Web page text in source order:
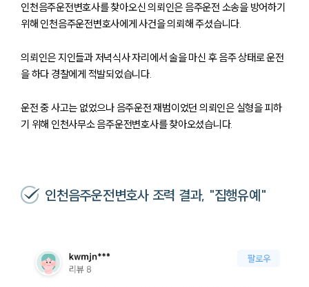
인천음주운전변호사를 찾아오신 의뢰인은 음주운전 소송을 방어하기
위해 인천음주운전변호사에게 사건을 의뢰해 주셨습니다.
의뢰인은 지인들과 저녁식사 자리에서 술을 마신 후 음주 상태로 운전
을 하다 경찰에게 적발되었습니다.
운전 중 사고는 없었으나 음주운전 재범이었던 의뢰인은 실형을 피하
기 위해 인천사무소 음주운전변호사를 찾아오셨습니다.
인천음주운전변호사 조력 결과, "집행유예"